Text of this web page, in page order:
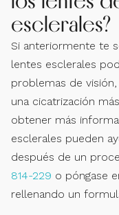
esclerales?
Si anteriormente te
lentes esclerales
problemas de
una cicatrización
obtener más
esclerales pueden
después de un
814-229 o póngase
rellenando un